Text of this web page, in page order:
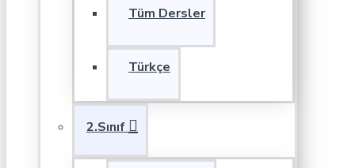
Tüm Dersler
Türkçe
2.Sınıf